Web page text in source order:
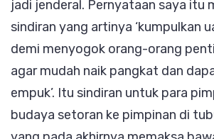
jadi jenderal. Pernyataan saya itu
sindiran yang artinya ‘kumpulkan
demi menyogok orang-orang
agar mudah naik pangkat dan
empuk’. Itu sindiran untuk para
budaya setoran ke pimpinan di